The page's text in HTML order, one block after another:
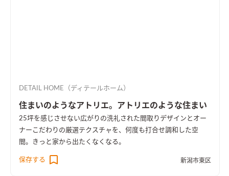
DETAIL HOME（ディテールホーム）
住まいのようなアトリエ。アトリエのような住まい
25坪を感じさせない広がりの洗礼された間取りデザインとオー
ナーこだわりの厳選テクスチャを、何度も打合せ調和した空
間。きっと家から出たくなくなる。
保存する 新潟市東区